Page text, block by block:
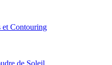
et Contouring
de Soleil